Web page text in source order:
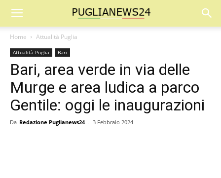
Home Attualità Puglia
Attualità Puglia Bari
Bari, area verde in via delle
Murge e area ludica a parco
Gentile: oggi le inaugurazioni
Da Redazione Puglianews24 - 3 Febbraio 2024